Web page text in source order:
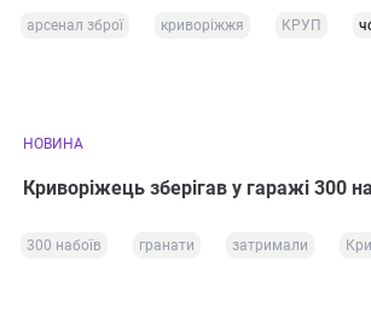
арсенал зброї криворіжжя КРУП
НОВИНА
Криворіжець зберігав у гаражі 300
300 набоїв гранати затримали